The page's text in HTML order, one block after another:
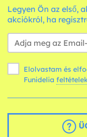
Legyen Ön az első,
akciókról, ha
Elolvastam és
Funidelia